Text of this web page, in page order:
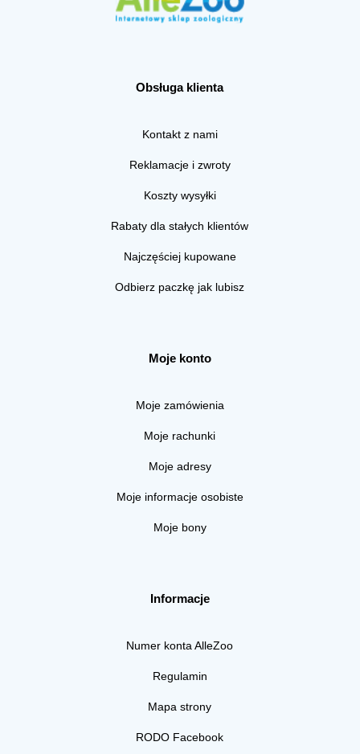
Obsługa klienta
Kontakt z nami
Reklamacje i zwroty
Koszty wysyłki
Rabaty dla stałych klientów
Najczęściej kupowane
Odbierz paczkę jak lubisz
Moje konto
Moje zamówienia
Moje rachunki
Moje adresy
Moje informacje osobiste
Moje bony
Informacje
Numer konta AlleZoo
Regulamin
Mapa strony
RODO Facebook